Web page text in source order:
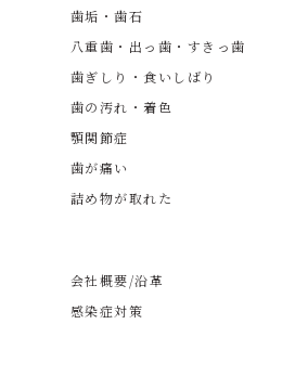
歯垢・歯石
八重歯・出っ歯・すきっ歯
歯ぎしり・食いしばり
歯の汚れ・着色
顎関節症
歯が痛い
詰め物が取れた
会社概要/沿革
感染症対策